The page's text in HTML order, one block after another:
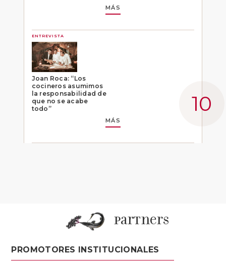
MÁS
ENTREVISTA
Joan Roca: “Los
cocineros asumimos
la responsabilidad de
que no se acabe
todo”
MÁS
partners
PROMOTORES INSTITUCIONALES